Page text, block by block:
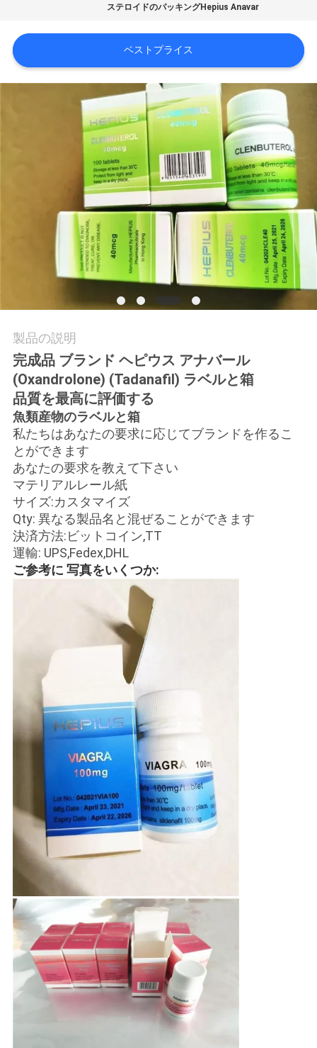
し
な
さ
い
ニ
ュ
ー
ス
地
図
PRIVACY
POLICY
ステロイドのパッキングHepius Anavar
ベストプライス
製品の説明
完成品 ブランド ヘピウス アナバール
(Oxandrolone) (Tadanafil) ラベルと箱
品質を最高に評価する
魚類産物のラベルと箱
私たちはあなたの要求に応じてブランドを作るこ
とができます
あなたの要求を教えて下さい
マテリアルレール紙
サイズ:カスタマイズ
Qty: 異なる製品名と混ぜることができます
決済方法:ビットコイン,TT
運輸: UPS,Fedex,DHL
ご参考に 写真をいくつか: